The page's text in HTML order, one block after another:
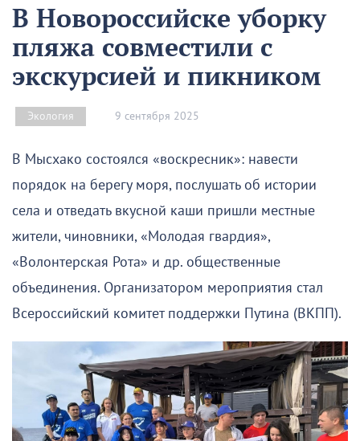
В Новороссийске уборку
пляжа совместили с
экскурсией и пикником
Экология 9 сентября 2025
В Мысхако состоялся «воскресник»: навести
порядок на берегу моря, послушать об истории
села и отведать вкусной каши пришли местные
жители, чиновники, «Молодая гвардия»,
«Волонтерская Рота» и др. общественные
объединения. Организатором мероприятия стал
Всероссийский комитет поддержки Путина (ВКПП).